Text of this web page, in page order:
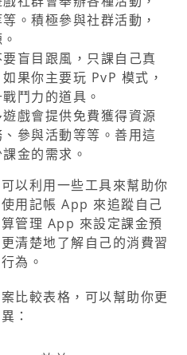
。積極參與社群活動，
要盲目跟風，只課自己真
果你主要玩 PvP 模式，
鬥力的道具。
戲會提供免費獲得資源
參與活動等等。善用這
金的需求。
以利用一些工具來幫助你
用記帳 App 來追蹤自己
管理 App 來設定課金預
清楚地了解自己的消費習
為。
比較表格，可以幫助你更
：